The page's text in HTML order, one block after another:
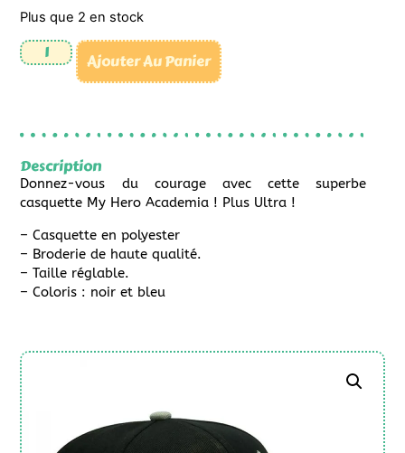
Plus que 2 en stock
Ajouter Au Panier
Description
Donnez-vous du courage avec cette superbe
casquette My Hero Academia ! Plus Ultra !
– Casquette en polyester
– Broderie de haute qualité.
– Taille réglable.
– Coloris : noir et bleu